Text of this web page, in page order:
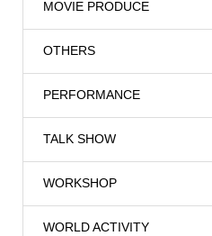
MOVIE PRODUCE
OTHERS
PERFORMANCE
TALK SHOW
WORKSHOP
WORLD ACTIVITY